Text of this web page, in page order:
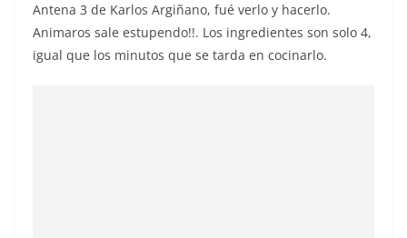
Antena 3 de Karlos Argiñano, fué verlo y hacerlo.
Animaros sale estupendo!!. Los ingredientes son solo 4,
igual que los minutos que se tarda en cocinarlo.